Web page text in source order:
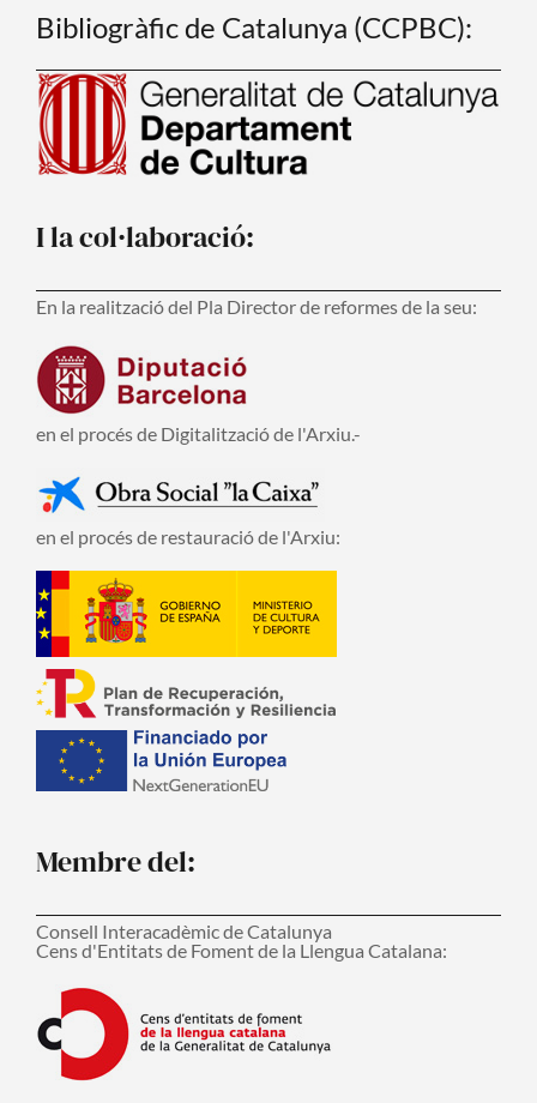
Bibliogràfic de Catalunya (CCPBC):
I la col·laboració:
En la realització del Pla Director de reformes de la seu:
en el procés de Digitalització de l'Arxiu.-
en el procés de restauració de l'Arxiu:
Membre del:
Consell Interacadèmic de Catalunya
Cens d'Entitats de Foment de la Llengua Catalana: